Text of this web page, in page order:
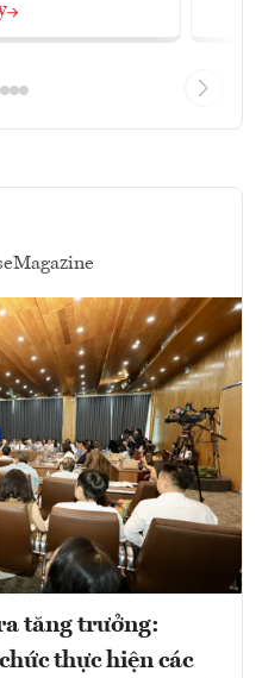
eMagazine
tăng trưởng:
thực hiện các